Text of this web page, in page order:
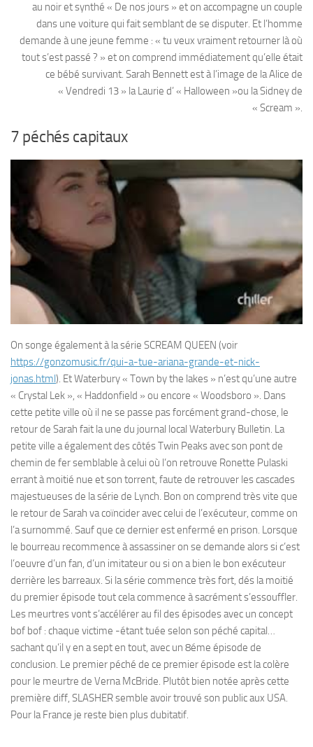
au noir et synthé « De nos jours » et on accompagne un couple
dans une voiture qui fait semblant de se disputer. Et l’homme
demande à une jeune femme : « tu veux vraiment retourner là où
tout s’est passé ? » et on comprend immédiatement qu’elle était
ce bébé survivant. Sarah Bennett est à l’image de la Alice de
« Vendredi 13 » la Laurie d’ « Halloween »ou la Sidney de
« Scream ».
7 péchés capitaux
On songe également à la série SCREAM QUEEN (voir
https://gonzomusic.fr/qui-a-tue-ariana-grande-et-nick-
jonas.html). Et Waterbury « Town by the lakes » n’est qu’une autre
« Crystal Lek », « Haddonfield » ou encore « Woodsboro ». Dans
cette petite ville où il ne se passe pas forcément grand-chose, le
retour de Sarah fait la une du journal local Waterbury Bulletin. La
petite ville a également des côtés Twin Peaks avec son pont de
chemin de fer semblable à celui où l’on retrouve Ronette Pulaski
errant à moitié nue et son torrent, faute de retrouver les cascades
majestueuses de la série de Lynch. Bon on comprend très vite que
le retour de Sarah va coïncider avec celui de l’exécuteur, comme on
l’a surnommé. Sauf que ce dernier est enfermé en prison. Lorsque
le bourreau recommence à assassiner on se demande alors si c’est
l’oeuvre d’un fan, d’un imitateur ou si on a bien le bon exécuteur
derrière les barreaux. Si la série commence très fort, dés la moitié
du premier épisode tout cela commence à sacrément s’essouffler.
Les meurtres vont s’accélérer au fil des épisodes avec un concept
bof bof : chaque victime -étant tuée selon son péché capital…
sachant qu’il y en a sept en tout, avec un 8éme épisode de
conclusion. Le premier péché de ce premier épisode est la colère
pour le meurtre de Verna McBride. Plutôt bien notée après cette
première diff, SLASHER semble avoir trouvé son public aux USA.
Pour la France je reste bien plus dubitatif.